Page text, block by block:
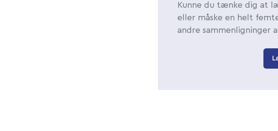
Kunne du tænke dig at
eller måske en helt
andre sammenligninger